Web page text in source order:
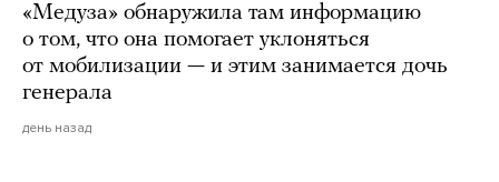
«Медуза» обнаружила там информацию
о том, что она помогает уклоняться
от мобилизации — и этим занимается дочь
генерала
день назад